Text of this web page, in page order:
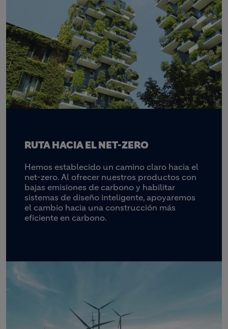
RUTA HACIA EL NET-ZERO
Hemos establecido un camino claro hacia el
net-zero. Al ofrecer nuestros productos con
bajas emisiones de carbono y habilitar
sistemas de diseño inteligente, apoyaremos
el cambio hacia una construcción más
eficiente en carbono.